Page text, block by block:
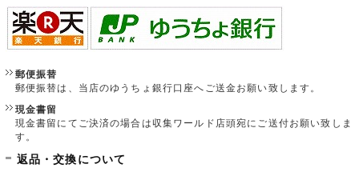
郵便振替
郵便振替は、当店のゆうちょ銀行口座へご送金お願い致します。
現金書留
現金書留にてご決済の場合は収集ワールド店頭宛にご送付お願い致しま
す。
返品・交換について